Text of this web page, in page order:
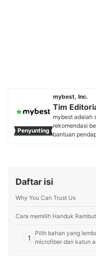
Penyunting
mybest, Inc.
Tim
mybest adalah
rekomendasi
bantuan
Daftar isi
Why You Can Trust Us
Cara memilih Handuk Rambut
1
Pilih bahan yang
microfiber dan katun